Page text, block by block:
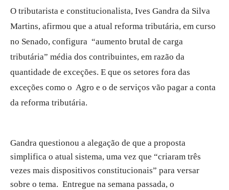
O tributarista e constitucionalista, Ives Gandra da Silva
Martins, afirmou que a atual reforma tributária, em curso
no Senado, configura “aumento brutal de carga
tributária” média dos contribuintes, em razão da
quantidade de exceções. E que os setores fora das
exceções como o Agro e o de serviços vão pagar a conta
da reforma tributária.
Gandra questionou a alegação de que a proposta
simplifica o atual sistema, uma vez que “criaram três
vezes mais dispositivos constitucionais” para versar
sobre o tema. Entregue na semana passada, o